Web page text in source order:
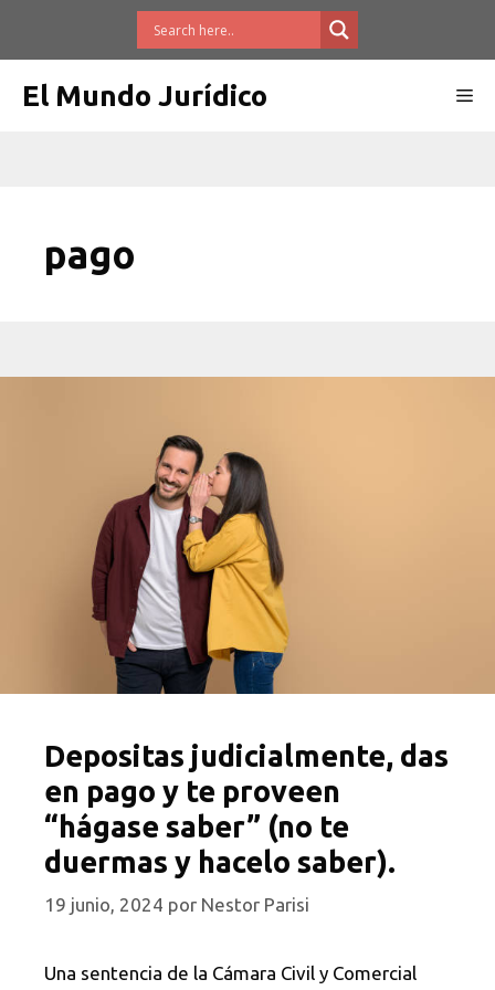
El Mundo Jurídico
pago
Depositas judicialmente, das
en pago y te proveen
“hágase saber” (no te
duermas y hacelo saber).
19 junio, 2024 por Nestor Parisi
Una sentencia de la Cámara Civil y Comercial